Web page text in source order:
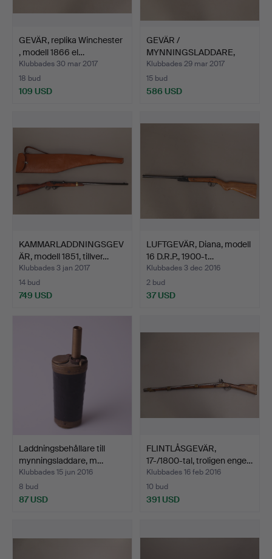
GEVÄR, replika Winchester
, modell 1866 el…
Klubbades 30 mar 2017
18 bud
109 USD
GEVÄR /
MYNNINGSLADDARE,
slaglås, nr 1264 …
Klubbades 29 mar 2017
15 bud
586 USD
KAMMARLADDNINGSGEV
ÄR, modell 1851, tillver…
Klubbades 3 jan 2017
14 bud
749 USD
LUFTGEVÄR, Diana, modell
16 D.R.P., 1900-t…
Klubbades 3 dec 2016
2 bud
37 USD
Laddningsbehållare till
mynningsladdare, m…
Klubbades 15 jun 2016
8 bud
87 USD
FLINTLÅSGEVÄR,
17-/1800-tal, troligen enge…
Klubbades 16 feb 2016
10 bud
391 USD